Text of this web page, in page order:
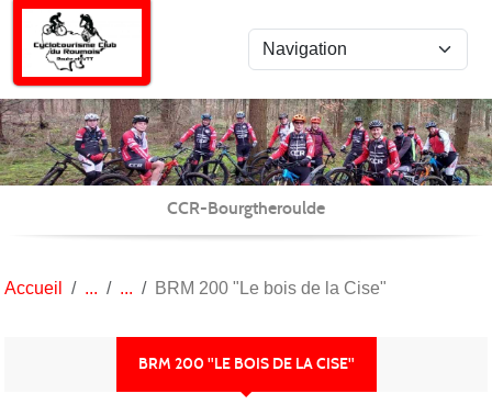
CCR-Bourgtheroulde
Accueil BRM 200 "Le bois de la Cise"
BRM 200 "LE BOIS DE LA CISE"
Panneau de gestion des cookies